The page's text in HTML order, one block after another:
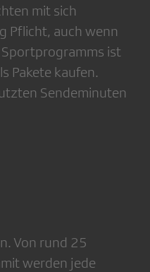
mit sich
Pflicht, auch wenn
Sportprogramms ist
Pakete kaufen.
Sendeminuten
Von rund 25
werden jede